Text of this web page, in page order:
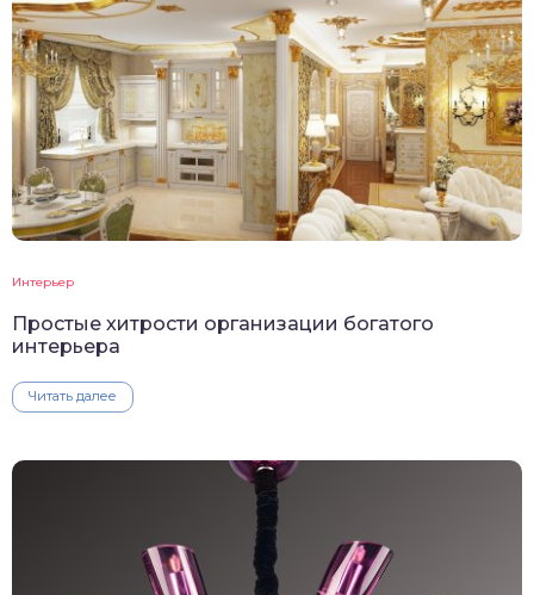
Интерьер
Простые хитрости организации богатого
интерьера
Читать далее